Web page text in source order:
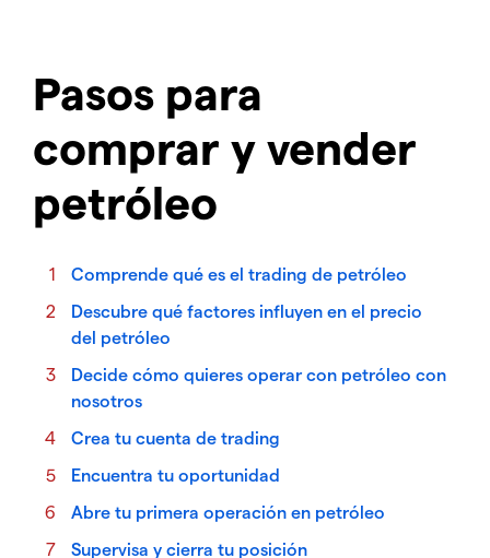
Pasos para
comprar y vender
petróleo
Comprende qué es el trading de petróleo
Descubre qué factores influyen en el precio
del petróleo
Decide cómo quieres operar con petróleo con
nosotros
Crea tu cuenta de trading
Encuentra tu oportunidad
Abre tu primera operación en petróleo
Supervisa y cierra tu posición